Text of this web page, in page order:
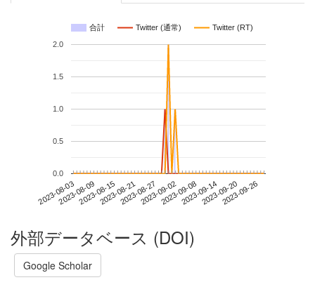
合計 Twitter (通常) Twitter (RT)
2023-08-032023-08-092023-08-152023-08-212023-08-272023-09-022023-09-082023-09-142023-09-202023-09-26
0.0
0.5
1.0
1.5
2.0
外部データベース (DOI)
Google Scholar